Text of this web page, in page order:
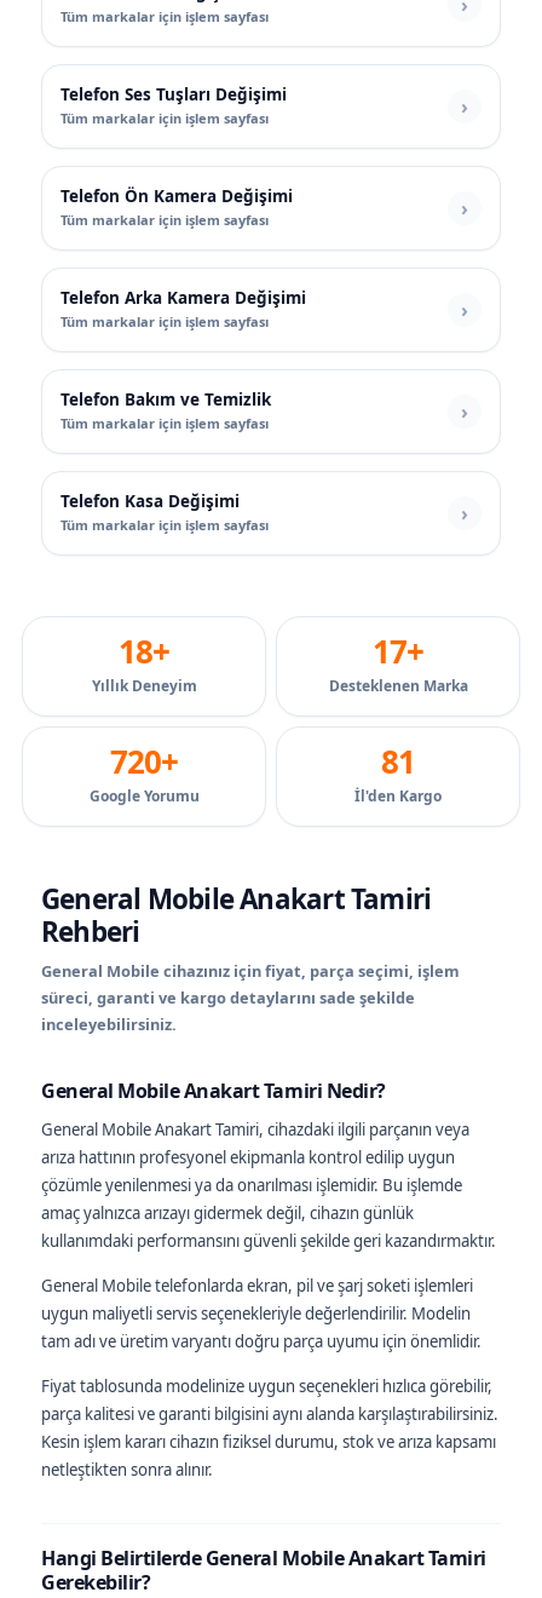
Tüm markalar için işlem sayfası
Telefon Ses Tuşları Değişimi
Tüm markalar için işlem sayfası
Telefon Ön Kamera Değişimi
Tüm markalar için işlem sayfası
Telefon Arka Kamera Değişimi
Tüm markalar için işlem sayfası
Telefon Bakım ve Temizlik
Tüm markalar için işlem sayfası
Telefon Kasa Değişimi
Tüm markalar için işlem sayfası
18+
Yıllık Deneyim
17+
Desteklenen Marka
720+
Google Yorumu
81
İl'den Kargo
General Mobile Anakart Tamiri
Rehberi
General Mobile cihazınız için fiyat, parça seçimi, işlem
süreci, garanti ve kargo detaylarını sade şekilde
inceleyebilirsiniz.
General Mobile Anakart Tamiri Nedir?
General Mobile Anakart Tamiri, cihazdaki ilgili parçanın veya
arıza hattının profesyonel ekipmanla kontrol edilip uygun
çözümle yenilenmesi ya da onarılması işlemidir. Bu işlemde
amaç yalnızca arızayı gidermek değil, cihazın günlük
kullanımdaki performansını güvenli şekilde geri kazandırmaktır.
General Mobile telefonlarda ekran, pil ve şarj soketi işlemleri
uygun maliyetli servis seçenekleriyle değerlendirilir. Modelin
tam adı ve üretim varyantı doğru parça uyumu için önemlidir.
Fiyat tablosunda modelinize uygun seçenekleri hızlıca görebilir,
parça kalitesi ve garanti bilgisini aynı alanda karşılaştırabilirsiniz.
Kesin işlem kararı cihazın fiziksel durumu, stok ve arıza kapsamı
netleştikten sonra alınır.
Hangi Belirtilerde General Mobile Anakart Tamiri
Gerekebilir?